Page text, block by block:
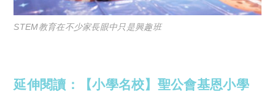
STEM教育在不少家長眼中只是興趣班
延伸閱讀：【小學名校】聖公會基恩小學